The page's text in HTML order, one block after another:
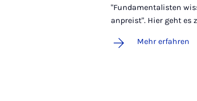
"Fundamentalisten
anpreist". Hier geht es
Mehr erfahren